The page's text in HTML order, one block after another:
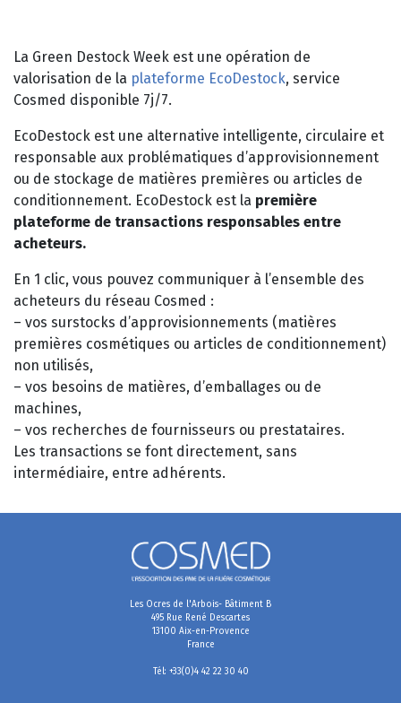
La Green Destock Week est une opération de
valorisation de la plateforme EcoDestock, service
Cosmed disponible 7j/7.
EcoDestock est une alternative intelligente, circulaire et
responsable aux problématiques d’approvisionnement
ou de stockage de matières premières ou articles de
conditionnement. EcoDestock est la première
plateforme de transactions responsables entre
acheteurs.
En 1 clic, vous pouvez communiquer à l’ensemble des
acheteurs du réseau Cosmed :
– vos surstocks d’approvisionnements (matières
premières cosmétiques ou articles de conditionnement)
non utilisés,
– vos besoins de matières, d’emballages ou de
machines,
– vos recherches de fournisseurs ou prestataires.
Les transactions se font directement, sans
intermédiaire, entre adhérents.
Les Ocres de l'Arbois- Bâtiment B
495 Rue René Descartes
13100 Aix-en-Provence
France
Tél: +33(0)4 42 22 30 40